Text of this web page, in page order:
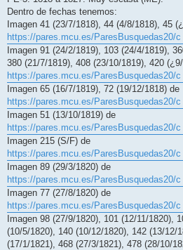
a
j
Dentro de fechas tenemos:
Imagen 41 (23/7/1818), 44 (4/8/1818), 45
https://pares.mcu.es/ParesBusquedas20/
Imagen 91 (24/2/1819), 103 (24/4/1819),
380 (21/7/1819), 408 (23/10/1819), 420
https://pares.mcu.es/ParesBusquedas20/
Imagen 65 (16/7/1819), 72 (19/12/1818) de
https://pares.mcu.es/ParesBusquedas20/
Imagen 51 (13/10/1819) de
https://pares.mcu.es/ParesBusquedas20/
Imagen 215 (S/F) de
https://pares.mcu.es/ParesBusquedas20/
Imagen 89 (29/3/1820) de
https://pares.mcu.es/ParesBusquedas20/
Imagen 77 (27/8/1820) de
https://pares.mcu.es/ParesBusquedas20/c
Imagen 98 (27/9/1820), 101 (12/11/1820),
(10/5/1820), 140 (10/12/1820), 142 (13/12/
(17/1/1821), 468 (27/3/1821), 478 (28/10/